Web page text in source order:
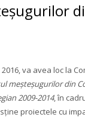
2016, va avea loc la
meșteșugurilor din
2009-2014, în
proiectele cu